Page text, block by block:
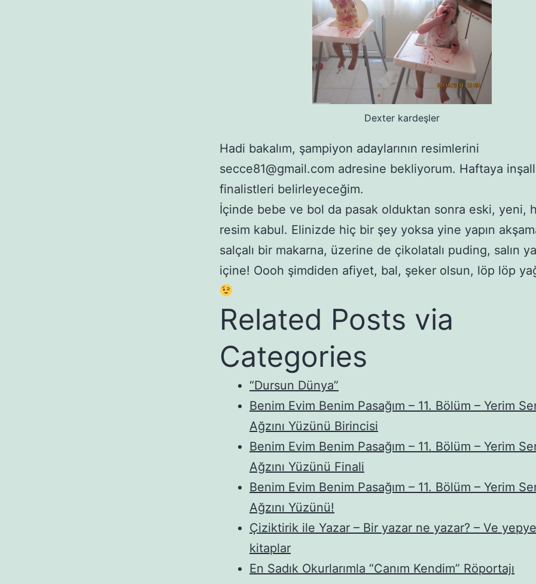
Dexter kardeşler
Hadi bakalım, şampiyon adaylarının resimlerini
secce81@gmail.com adresine bekliyorum. Haftaya
finalistleri belirleyeceğim.
İçinde bebe ve bol da pasak olduktan sonra eski, yeni,
resim kabul. Elinizde hiç bir şey yoksa yine yapın
salçalı bir makarna, üzerine de çikolatalı puding, salın
içine! Oooh şimdiden afiyet, bal, şeker olsun, löp löp
Related Posts via
Categories
“Dursun Dünya”
Benim Evim Benim Pasağım – 11. Bölüm – Yerim
Ağzını Yüzünü Birincisi
Benim Evim Benim Pasağım – 11. Bölüm – Yerim
Ağzını Yüzünü Finali
Benim Evim Benim Pasağım – 11. Bölüm – Yerim
Ağzını Yüzünü!
Çiziktirik ile Yazar – Bir yazar ne yazar? – Ve
kitaplar
En Sadık Okurlarımla “Canım Kendim” Röportajı